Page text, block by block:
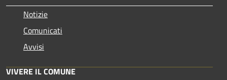
Notizie
Comunicati
Avvisi
VIVERE IL COMUNE